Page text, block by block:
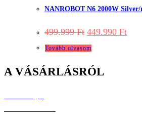
NANROBOT N6 2000W Silver/
499.999Ft Original
was:
449.990 Ft
Tovább olvasom
A VÁSÁRLÁSRÓL